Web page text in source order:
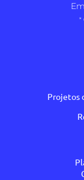
*
Projetos